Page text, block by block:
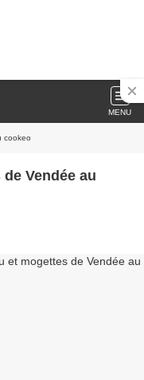
MENU
cookeo
Vendée au